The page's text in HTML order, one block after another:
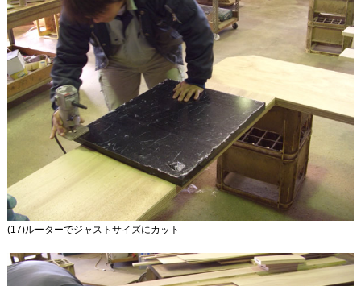
(17)ルーターでジャストサイズにカット